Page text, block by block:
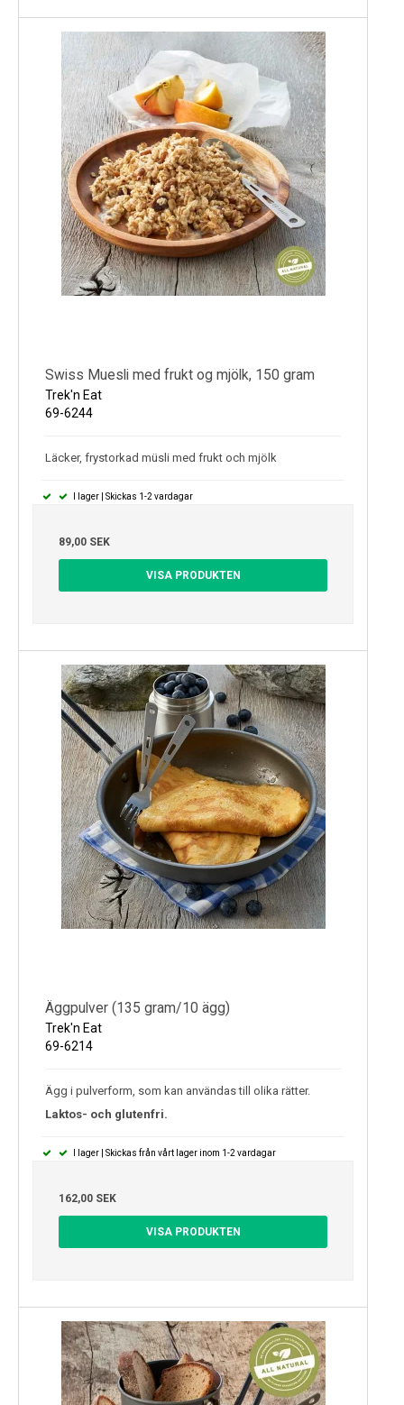
Swiss Muesli med frukt og mjölk, 150 gram
Trek'n Eat
69-6244
Läcker, frystorkad müsli med frukt och mjölk
I lager | Skickas 1-2 vardagar
89,00 SEK
VISA PRODUKTEN
Äggpulver (135 gram/10 ägg)
Trek'n Eat
69-6214
Ägg i pulverform, som kan användas till olika rätter.
Laktos- och glutenfri.
I lager | Skickas från vårt lager inom 1-2 vardagar
162,00 SEK
VISA PRODUKTEN